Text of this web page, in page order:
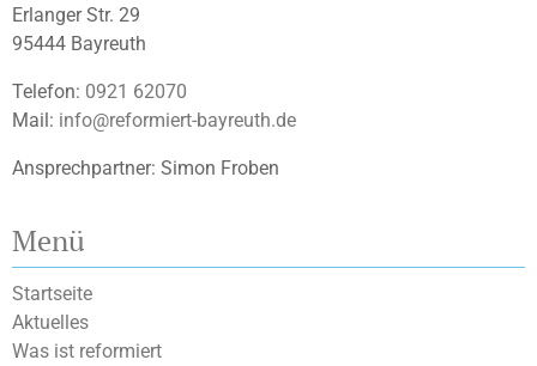
Erlanger Str. 29
95444 Bayreuth
Telefon: 0921 62070
Mail: info@reformiert-bayreuth.de
Ansprechpartner: Simon Froben
Menü
Startseite
Aktuelles
Was ist reformiert